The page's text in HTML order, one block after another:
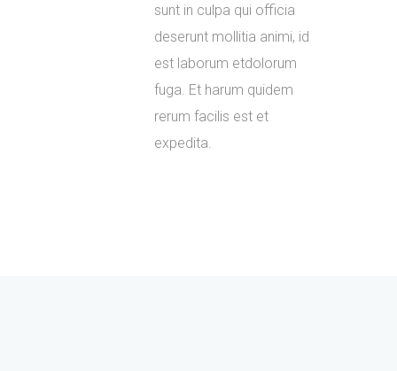
sunt in culpa qui officia
deserunt mollitia animi, id
est laborum etdolorum
fuga. Et harum quidem
rerum facilis est et
expedita.